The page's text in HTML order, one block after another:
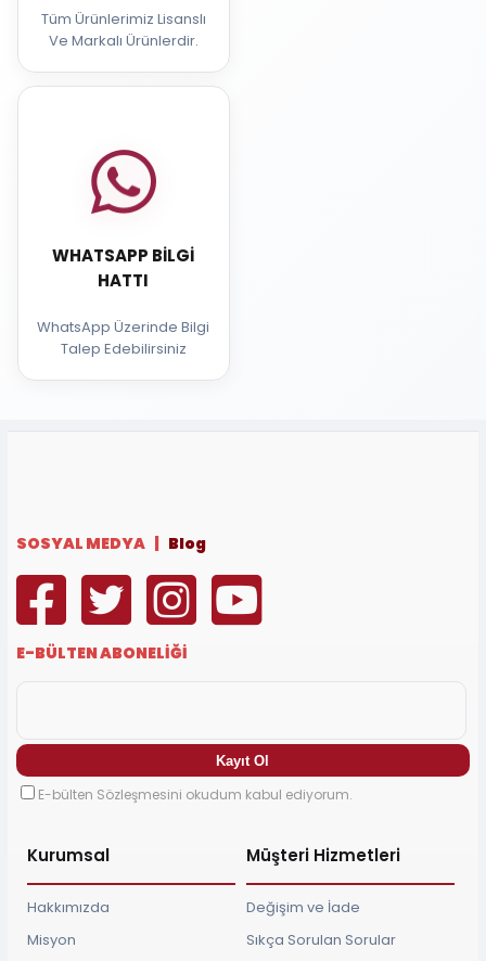
Tüm Ürünlerimiz Lisanslı
Ve Markalı Ürünlerdir.
WHATSAPP BILGI
HATTI
WhatsApp Üzerinde Bilgi
Talep Edebilirsiniz
SOSYAL MEDYA | Blog
E-BÜLTEN ABONELİĞİ
E-bülten Sözleşmesini okudum kabul ediyorum.
Kurumsal
Hakkımızda
Misyon
Müşteri Hizmetleri
Değişim ve İade
Sıkça Sorulan Sorular